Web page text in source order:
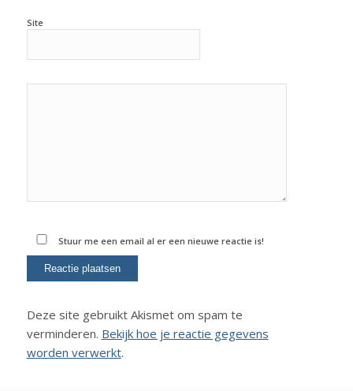
Site
Stuur me een email al er een nieuwe reactie is!
Deze site gebruikt Akismet om spam te
verminderen. Bekijk hoe je reactie gegevens
worden verwerkt.